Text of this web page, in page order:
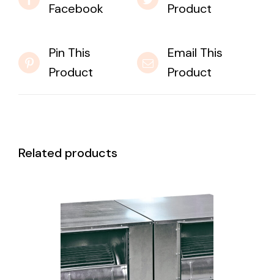
Facebook
Product
Pin This
Product
Email This
Product
Related products
DETAILS